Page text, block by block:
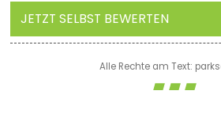
JETZT SELBST BEWERTEN
Alle Rechte am Text: